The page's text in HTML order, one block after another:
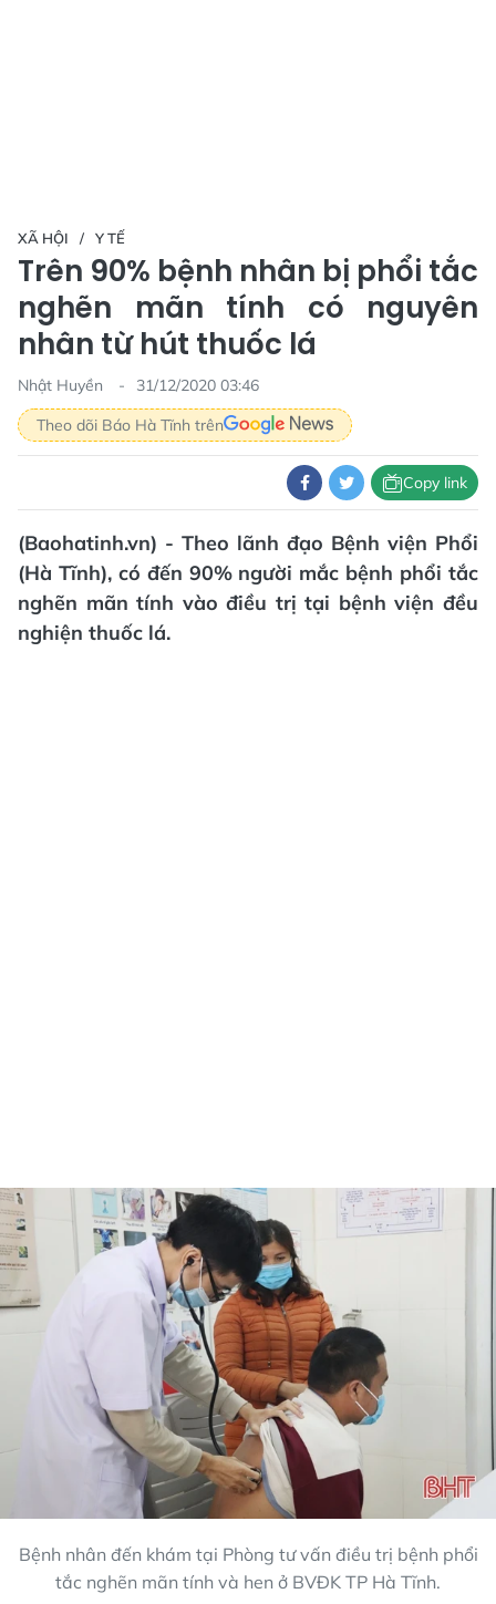
XÃ HỘI Y TẾ
Trên 90% bệnh nhân bị phổi tắc
nghẽn mãn tính có nguyên
nhân từ hút thuốc lá
Nhật Huyền
31/12/2020 03:46
Theo dõi Báo Hà Tĩnh trên
Copy link
(Baohatinh.vn) - Theo lãnh đạo Bệnh viện Phổi
(Hà Tĩnh), có đến 90% người mắc bệnh phổi tắc
nghẽn mãn tính vào điều trị tại bệnh viện đều
nghiện thuốc lá.
Bệnh nhân đến khám tại Phòng tư vấn điều trị bệnh phổi
tắc nghẽn mãn tính và hen ở BVĐK TP Hà Tĩnh.